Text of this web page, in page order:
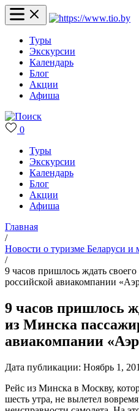
Туры
Экскурсии
Календарь
Блог
Акции
Афиша
0
Туры
Экскурсии
Календарь
Блог
Акции
Афиша
Главная
/
Новости о туризме Беларуси и
/
9 часов пришлось ждать
российской авиакомпании
9 часов пришлось
из Минска
авиакомпании
Дата публикации: Ноябрь 1,
Рейс из Минска в Москву,
шесть утра, не вылетел